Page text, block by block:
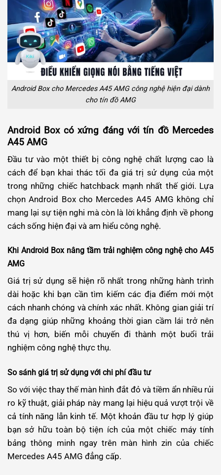
Android Box cho Mercedes A45 AMG công nghệ hiện đại dành
cho tín đồ AMG
Android Box có xứng đáng với tín đồ Mercedes
A45 AMG
Đầu tư vào một thiết bị công nghệ chất lượng cao là
cách để bạn khai thác tối đa giá trị sử dụng của một
trong những chiếc hatchback mạnh nhất thế giới. Lựa
chọn Android Box cho Mercedes A45 AMG không chỉ
mang lại sự tiện nghi mà còn là lời khẳng định về phong
cách sống hiện đại và am hiểu công nghệ.
Khi Android Box nâng tầm trải nghiệm công nghệ cho A45
AMG
Giá trị sử dụng sẽ hiện rõ nhất trong những hành trình
dài hoặc khi bạn cần tìm kiếm các địa điểm mới một
cách nhanh chóng và chính xác nhất. Không gian giải trí
đa dạng giúp những khoảng thời gian cầm lái trở nên
thú vị hơn, biến mỗi chuyến đi thành một buổi trải
nghiệm công nghệ thực thụ.
So sánh giá trị sử dụng với chi phí đầu tư
So với việc thay thế màn hình đắt đỏ và tiềm ẩn nhiều rủi
ro kỹ thuật, giải pháp này mang lại hiệu quả vượt trội về
cả tính năng lẫn kinh tế. Một khoản đầu tư hợp lý giúp
bạn sở hữu toàn bộ tiện ích của một chiếc máy tính
bảng thông minh ngay trên màn hình zin của chiếc
Mercedes A45 AMG đẳng cấp.